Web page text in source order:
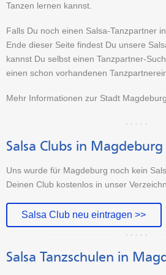
Tanzen lernen kannst.
Falls Du noch einen Salsa-Tanzpartner
Ende dieser Seite findest Du unsere
kannst Du selbst einen Tanzpartner-
einen schon vorhandenen
Mehr Informationen zur Stadt
Salsa Clubs in Magdeburg
Uns wurde für Magdeburg noch kein
Deinen Club kostenlos in unser
Salsa Club neu eintragen >>
Salsa Tanzschulen in